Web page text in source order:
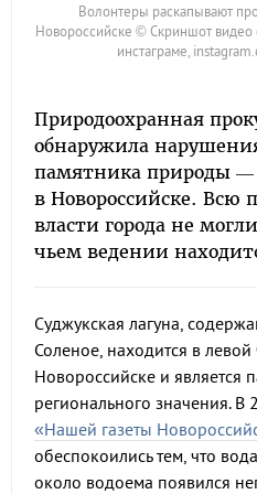
Волонтеры раскапывают
Новороссийске © Скриншот
инстаграме,
Природоохранная
обнаружила
памятника природы —
в Новороссийске. Всю
власти города не
чьем ведении
Суджукская лагуна,
Соленое, находится в
Новороссийске и является
регионального значения.
«Нашей газеты
обеспокоились тем, что
около водоема появился